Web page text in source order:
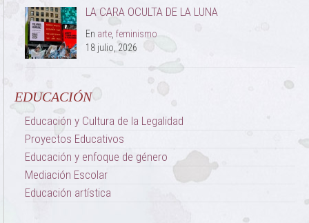
LA CARA OCULTA DE LA LUNA
En arte, feminismo
18 julio, 2026
EDUCACIÓN
Educación y Cultura de la Legalidad
Proyectos Educativos
Educación y enfoque de género
Mediación Escolar
Educación artística